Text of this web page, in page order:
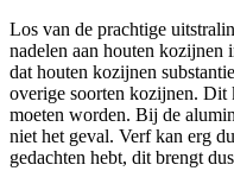
Los van de prachtige
nadelen aan houten kozijnen
dat houten kozijnen
overige soorten kozijnen. Dit
moeten worden. Bij de
niet het geval. Verf kan erg
gedachten hebt, dit brengt